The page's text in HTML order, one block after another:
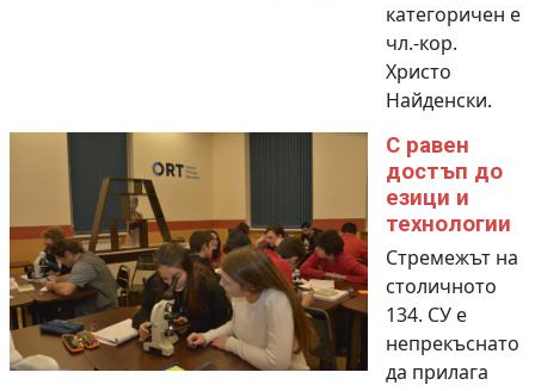
категоричен е
чл.-кор.
Христо
Найденски.
С равен
достъп до
езици и
технологии
Стремежът на
столичното
134. СУ е
непрекъснато
да прилага